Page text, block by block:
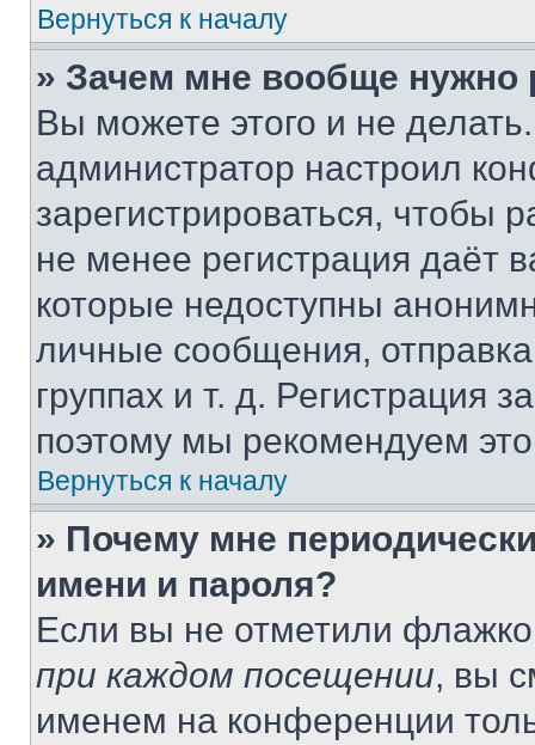
Вернуться к началу
» Зачем мне вообще нужно
Вы можете этого и не
администратор настроил
зарегистрироваться, чтобы
не менее регистрация даёт
которые недоступны
личные сообщения,
группах и т. д. Регистрация
поэтому мы рекомендуем
Вернуться к началу
» Почему мне
имени и пароля?
Если вы не отметили
при каждом посещении, вы
именем на конференции